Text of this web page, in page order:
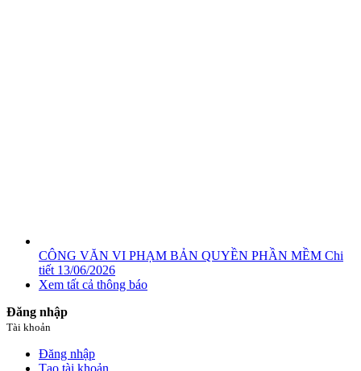
CÔNG VĂN VI PHẠM BẢN QUYỀN PHẦN MỀM Chi
tiết 13/06/2026
Xem tất cả thông báo
Đăng nhập
Tài khoản
Đăng nhập
Tạo tài khoản